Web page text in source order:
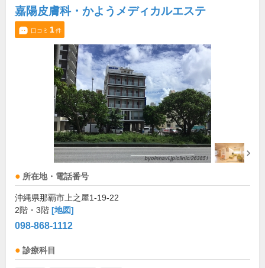
嘉陽皮膚科・かようメディカルエステ
口コミ 1件
所在地・電話番号
沖縄県那覇市上之屋1-19-22
2階・3階 [地図]
098-868-1112
診療科目